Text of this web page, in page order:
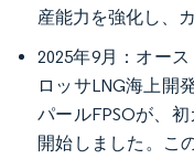
産能力を強化し、
2025年9月：オー
ロッサLNG海上開
パールFPSOが、
開始しました。こ